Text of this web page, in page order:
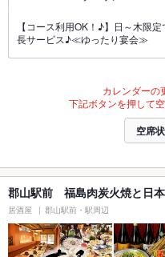
【コース利用OK！♪】日～木限
長サービス♪≪ゆったり宴会≫
カレンダーの
下記ボタンを押して
空席
郡山駅前 福島肉炭火焼と日
居酒屋 郡山駅前・駅周辺